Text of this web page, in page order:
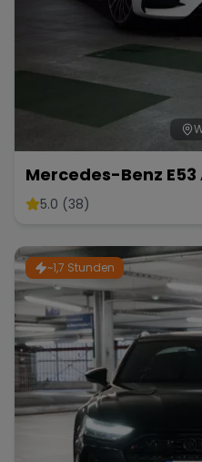
Mercedes-Benz E53
Performance
5.0 (38)
~1,7 Stunden